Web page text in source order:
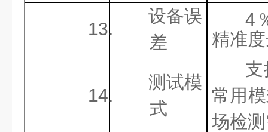
13.
设备误
差
4
精准
14.
测试模
式
支
常用
场检